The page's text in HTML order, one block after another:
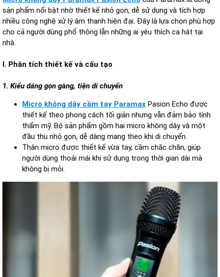
sản phẩm nổi bật nhờ thiết kế nhỏ gọn, dễ sử dụng và tích hợp
nhiều công nghệ xử lý âm thanh hiện đại. Đây là lựa chọn phù hợp
cho cả người dùng phổ thông lẫn những ai yêu thích ca hát tại
nhà.
I. Phân tích thiết kế và cấu tạo
1. Kiểu dáng gọn gàng, tiện di chuyển
Micro không dây cầm tay Paramax Pasion Echo được
thiết kế theo phong cách tối giản nhưng vẫn đảm bảo tính
thẩm mỹ. Bộ sản phẩm gồm hai micro không dây và một
đầu thu nhỏ gọn, dễ dàng mang theo khi di chuyển.
Thân micro được thiết kế vừa tay, cầm chắc chắn, giúp
người dùng thoải mái khi sử dụng trong thời gian dài mà
không bị mỏi.